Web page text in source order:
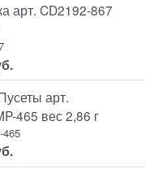
арт. CD2192-867
арт.
465 вес 2,86 г
465